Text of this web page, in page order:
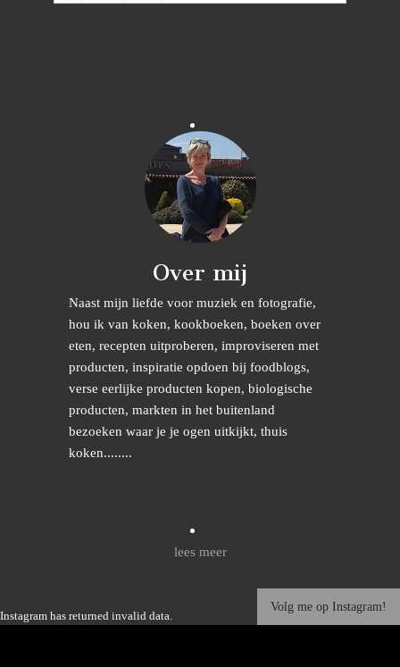
Over mij
Naast mijn liefde voor muziek en fotografie,
hou ik van koken, kookboeken, boeken over
eten, recepten uitproberen, improviseren met
producten, inspiratie opdoen bij foodblogs,
verse eerlijke producten kopen, biologische
producten, markten in het buitenland
bezoeken waar je je ogen uitkijkt, thuis
koken........
lees meer
Instagram has returned invalid data.
Volg me op Instagram!